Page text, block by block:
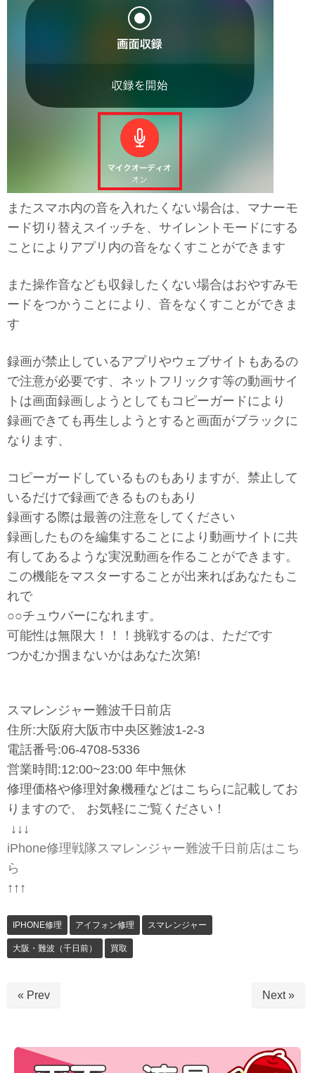
またスマホ内の音を入れたくない場合は、マナーモ
ード切り替えスイッチを、サイレントモードにする
ことによりアプリ内の音をなくすことができます
また操作音なども収録したくない場合はおやすみモ
ードをつかうことにより、音をなくすことができま
す
録画が禁止しているアプリやウェブサイトもあるの
で注意が必要です、ネットフリックす等の動画サイ
トは画面録画しようとしてもコピーガードにより
録画できても再生しようとすると画面がブラックに
なります、
コピーガードしているものもありますが、禁止して
いるだけで録画できるものもあり
録画する際は最善の注意をしてください
録画したものを編集することにより動画サイトに共
有してあるような実況動画を作ることができます。
この機能をマスターすることが出来ればあなたもこ
れで
○○チュウバーになれます。
可能性は無限大！！！挑戦するのは、ただです
つかむか掴まないかはあなた次第!
スマレンジャー難波千日前店
住所:大阪府大阪市中央区難波1-2-3
電話番号:06-4708-5336
営業時間:12:00~23:00 年中無休
修理価格や修理対象機種などはこちらに記載してお
りますので、 お気軽にご覧ください！
↓↓↓
iPhone修理戦隊スマレンジャー難波千日前店はこち
ら
↑↑↑
IPHONE修理 アイフォン修理 スマレンジャー
大阪・難波（千日前） 買取
« Prev Next »